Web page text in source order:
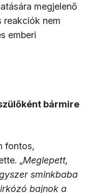
megjelenő
reakciók nem
emberi
bármire
fontos,
„Meglepett,
sminkbaba
bajnok a